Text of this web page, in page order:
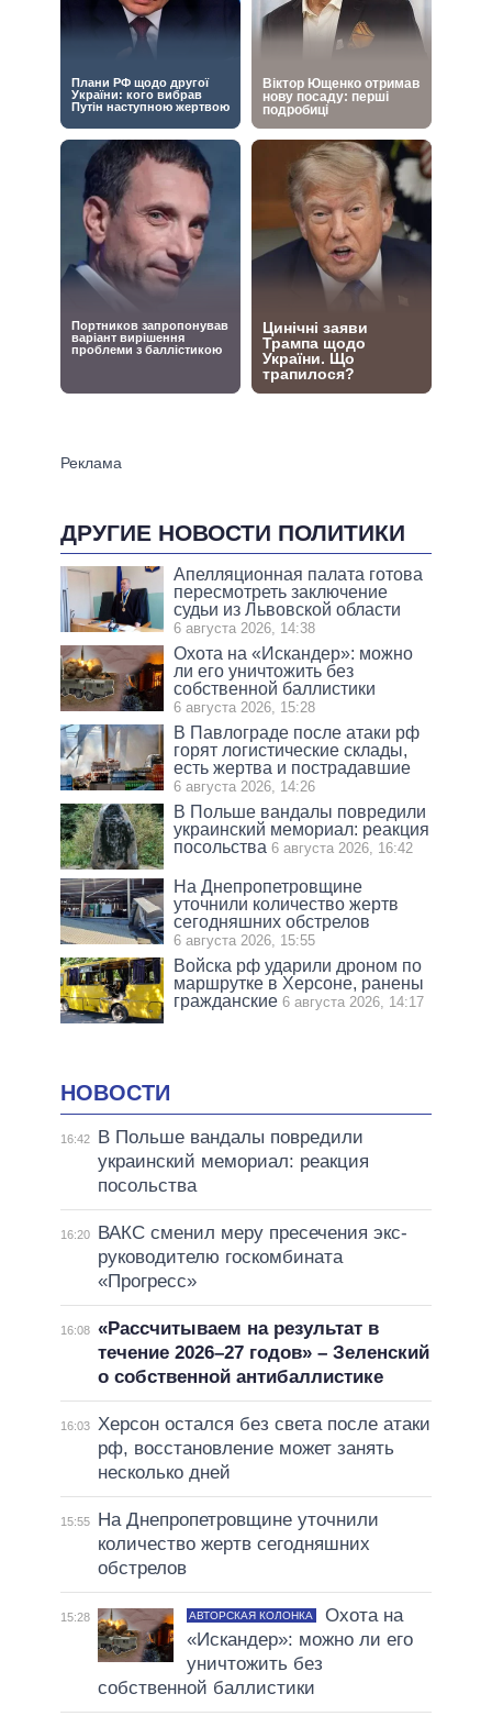
ДРУГИЕ НОВОСТИ ПОЛИТИКИ
Апелляционная палата готова
пересмотреть заключение
судьи из Львовской области
6 августа 2026, 14:38
Охота на «Искандер»: можно
ли его уничтожить без
собственной баллистики
6 августа 2026, 15:28
В Павлограде после атаки рф
горят логистические склады,
есть жертва и пострадавшие
6 августа 2026, 14:26
В Польше вандалы повредили
украинский мемориал: реакция
посольства 6 августа 2026, 16:42
На Днепропетровщине
уточнили количество жертв
сегодняшних обстрелов
6 августа 2026, 15:55
Войска рф ударили дроном по
маршрутке в Херсоне, ранены
гражданские 6 августа 2026, 14:17
НОВОСТИ
16:42
В Польше вандалы повредили
украинский мемориал: реакция
посольства
16:20
ВАКС сменил меру пресечения экс-
руководителю госкомбината
«Прогресс»
16:08 «Рассчитываем на результат в
течение 2026–27 годов» – Зеленский
о собственной антибаллистике
16:03 Херсон остался без света после атаки
рф, восстановление может занять
несколько дней
15:55
На Днепропетровщине уточнили
количество жертв сегодняшних
обстрелов
15:28 АВТОРСКАЯ КОЛОНКА
Охота на
«Искандер»: можно ли его
уничтожить без
собственной баллистики